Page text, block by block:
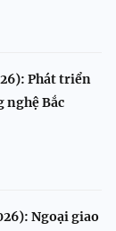
Phát triển
nghệ Bắc
Ngoại giao